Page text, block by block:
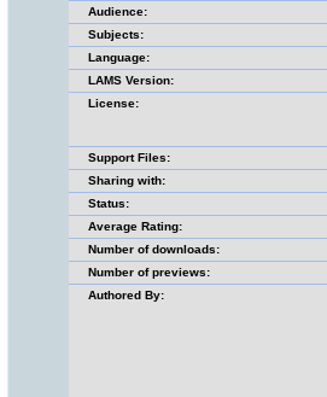
Audience:
Subjects:
Language:
LAMS Version:
License:
Support Files:
Sharing with:
Status:
Average Rating:
Number of downloads:
Number of previews:
Authored By: